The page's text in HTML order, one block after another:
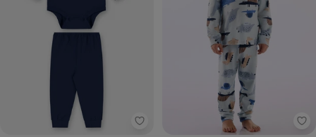
Up Baby - Pijama Bebê Unissex